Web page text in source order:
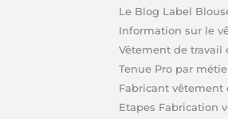
Le Blog Label
Information sur le
Vêtement de travail
Tenue Pro par
Fabricant vêtement
Etapes Fabrication